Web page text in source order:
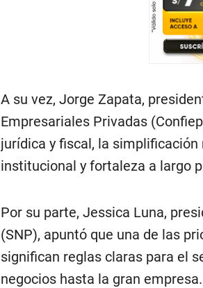
A su vez, Jorge Zapata,
Empresariales Privadas
jurídica y fiscal, la
institucional y fortaleza a largo
Por su parte, Jessica Luna,
(SNP), apuntó que una de las
significan reglas claras para el
negocios hasta la gran